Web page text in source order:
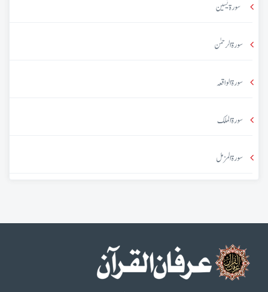
سورۃ یٰسین
سورۃ الرحمٰن
سورۃ الواقعہ
سورۃ الملک
سورۃ المزمل